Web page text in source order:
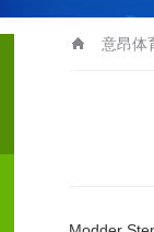
意昂体